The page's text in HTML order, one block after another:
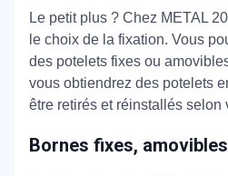
Le petit plus ? Chez METAL
le choix de la fixation. Vous
des potelets fixes ou
vous obtiendrez des potelets
être retirés et réinstallés selon
Bornes fixes,